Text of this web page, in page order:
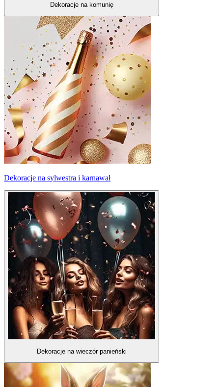
Dekoracje na komunię
Dekoracje na sylwestra i karnawał
Dekoracje na wieczór panieński